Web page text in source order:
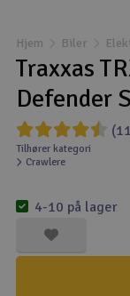
Hjem Biler
Traxxas
Defender
Tilhører kategori
Crawlere
4-10 på lager